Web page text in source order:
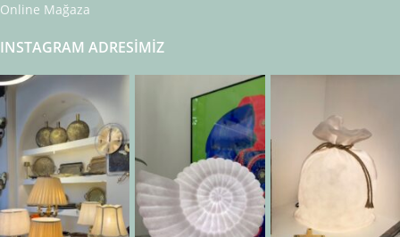
Online Mağaza
INSTAGRAM ADRESIMIZ